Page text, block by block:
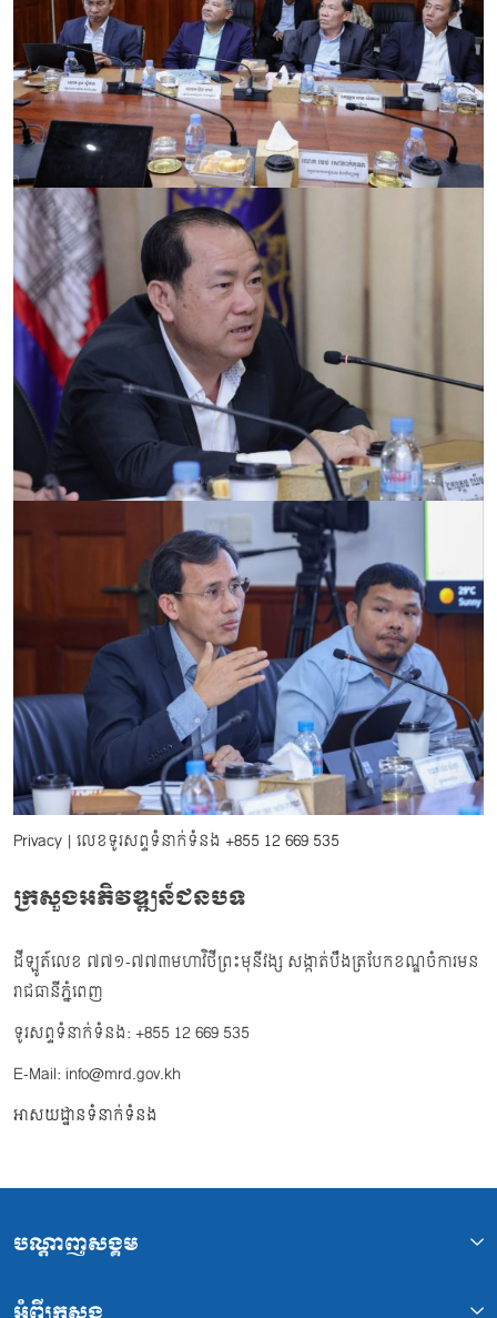
Privacy | លេខទូរសព្ទទំនាក់ទំនង +855 12 669 535
ក្រសួងអភិវឌ្ឍន៍ជនបទ
ដីឡូត៍លេខ ៧៧១-៧៧៣មហាវិថីព្រះមុនីវង្ស សង្កាត់បឹងត្របែកខណ្ឌចំការមន
រាជធានីភ្នំពេញ
ទូរសព្ទទំនាក់ទំនង: +855 12 669 535
E-Mail: info@mrd.gov.kh
អាសយដ្ឋានទំនាក់ទំនង
បណ្ដាញសង្គម